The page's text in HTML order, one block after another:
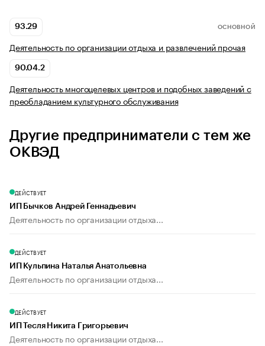
93.29 ОСНОВНОЙ
Деятельность по организации отдыха и развлечений прочая
90.04.2
Деятельность многоцелевых центров и подобных заведений с
преобладанием культурного обслуживания
Другие предприниматели с тем же
ОКВЭД
ДЕЙСТВУЕТ
ИП Бычков Андрей Геннадьевич
Деятельность по организации отдыха...
ДЕЙСТВУЕТ
ИП Кульпина Наталья Анатольевна
Деятельность по организации отдыха...
ДЕЙСТВУЕТ
ИП Тесля Никита Григорьевич
Деятельность по организации отдыха...